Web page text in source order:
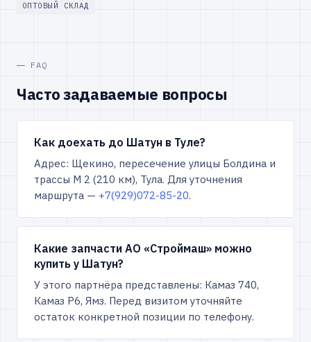
ОПТОВЫЙ СКЛАД
FAQ
Часто задаваемые вопросы
Как доехать до Шатун в Туле?
Адрес: Щекино, пересечение улицы Болдина и
трассы М 2 (210 км), Тула. Для уточнения
маршрута — +7(929)072-85-20.
Какие запчасти АО «Строймаш» можно
купить у Шатун?
У этого партнёра представлены: Камаз 740,
Камаз Р6, Ямз. Перед визитом уточняйте
остаток конкретной позиции по телефону.